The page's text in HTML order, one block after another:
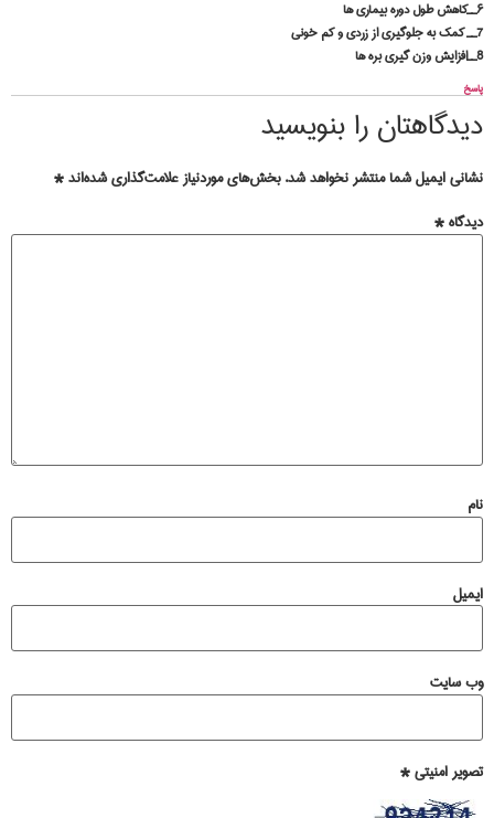
۶__کاهش طول دوره بیماری ها
٧__ کمک به جلوگیری از زردی و کم خونی
٨__افزایش وزن گیری بره ها
پاسخ
دیدگاهتان را بنویسید
نشانی ایمیل شما منتشر نخواهد شد. بخش‌های موردنیاز علامت‌گذاری شده‌اند*
دیدگاه*
نام
ایمیل
وب‌ سایت
تصویر امنیتی*